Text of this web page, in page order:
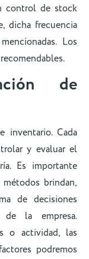
control de stock
dicha frecuencia
Los
de
inventario. Cada
y evaluar el
Es importante
brindan,
de decisiones
de la empresa.
o actividad, las
podremos